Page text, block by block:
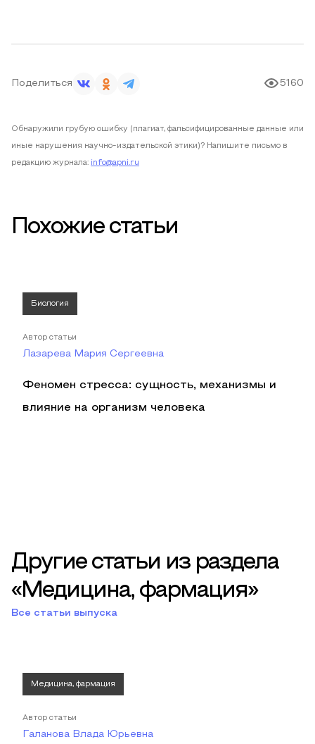
Поделиться 5160
Обнаружили грубую ошибку (плагиат, фальсифицированные данные или
иные нарушения научно-издательской этики)? Напишите письмо в
редакцию журнала: info@apni.ru
Похожие статьи
Биология
Автор статьи
Лазарева Мария Сергеевна
Феномен стресса: сущность, механизмы и
влияние на организм человека
Другие статьи из раздела
«Медицина, фармация»
Все статьи выпуска
Медицина, фармация
Автор статьи
Галанова Влада Юрьевна